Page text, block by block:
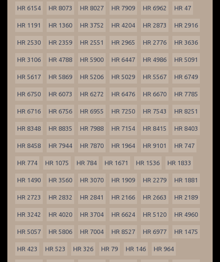
HR 6154 HR 8073 HR 8027 HR 7909 HR 6962 HR 47
HR 1191 HR 1360 HR 3752 HR 4204 HR 2873 HR 2916
HR 2530 HR 2359 HR 2551 HR 2965 HR 2776 HR 3636
HR 3106 HR 4788 HR 5900 HR 6447 HR 4986 HR 5091
HR 5617 HR 5869 HR 5206 HR 5029 HR 5567 HR 6749
HR 6750 HR 6073 HR 6272 HR 6476 HR 6670 HR 7785
HR 6716 HR 6756 HR 6955 HR 7250 HR 7543 HR 8251
HR 8348 HR 8835 HR 7988 HR 7154 HR 8415 HR 8403
HR 8458 HR 7944 HR 7870 HR 1964 HR 9101 HR 747
HR 774 HR 1075 HR 784 HR 1671 HR 1536 HR 1833
HR 1490 HR 3560 HR 3070 HR 1909 HR 2279 HR 1881
HR 2723 HR 2832 HR 2841 HR 2166 HR 2663 HR 2189
HR 3242 HR 4020 HR 3704 HR 6624 HR 5120 HR 4960
HR 5057 HR 5806 HR 7004 HR 8527 HR 6977 HR 1475
HR 423 HR 523 HR 326 HR 79 HR 146 HR 964